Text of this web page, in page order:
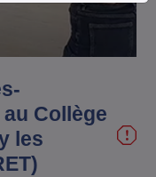
Collège
les